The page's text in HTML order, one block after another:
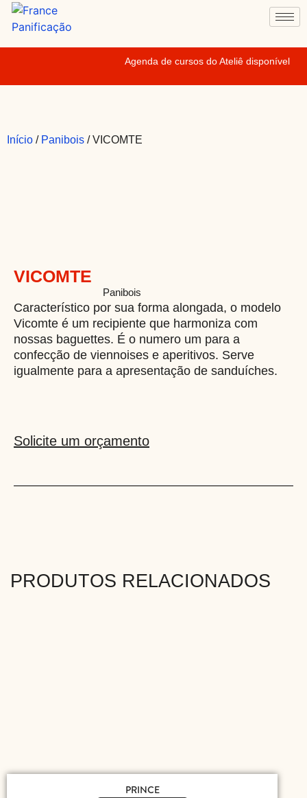
Agenda de cursos do Ateliê disponível
Início / Panibois / VICOMTE
VICOMTE
Panibois
Característico por sua forma alongada, o modelo
Vicomte é um recipiente que harmoniza com
nossas baguettes. É o numero um para a
confecção de viennoises e aperitivos. Serve
igualmente para a apresentação de sanduíches.
Solicite um orçamento
PRODUTOS RELACIONADOS
PRINCE